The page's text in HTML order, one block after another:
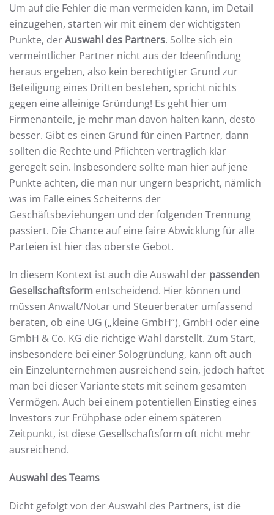
Um auf die Fehler die man vermeiden kann, im Detail
einzugehen, starten wir mit einem der wichtigsten
Punkte, derAuswahl des Partners. Sollte sich ein
vermeintlicher Partner nicht aus der Ideenfindung
heraus ergeben, also kein berechtigter Grund zur
Beteiligung eines Dritten bestehen, spricht nichts
gegen eine alleinige Gründung! Es geht hier um
Firmenanteile, je mehr man davon halten kann, desto
besser. Gibt es einen Grund für einen Partner, dann
sollten die Rechte und Pflichten vertraglich klar
geregelt sein. Insbesondere sollte man hier auf jene
Punkte achten, die man nur ungern bespricht, nämlich
was im Falle eines Scheiterns der
Geschäftsbeziehungen und der folgenden Trennung
passiert. Die Chance auf eine faire Abwicklung für alle
Parteien ist hier das oberste Gebot.
In diesem Kontext ist auch die Auswahl der passenden
Gesellschaftsform entscheidend. Hier können und
müssen Anwalt/Notar und Steuerberater umfassend
beraten, ob eine UG („kleine GmbH“), GmbH oder eine
GmbH & Co. KG die richtige Wahl darstellt. Zum Start,
insbesondere bei einer Sologründung, kann oft auch
ein Einzelunternehmen ausreichend sein, jedoch haftet
man bei dieser Variante stets mit seinem gesamten
Vermögen. Auch bei einem potentiellen Einstieg eines
Investors zur Frühphase oder einem späteren
Zeitpunkt, ist diese Gesellschaftsform oft nicht mehr
ausreichend.
Auswahl des Teams
Dicht gefolgt von der Auswahl des Partners, ist die